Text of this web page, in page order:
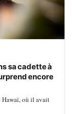
sa cadette à
encore
Hawaï, où il avait